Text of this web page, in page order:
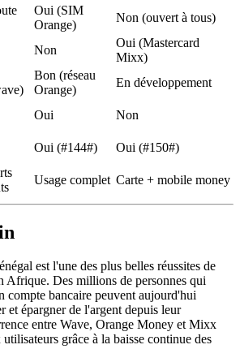
Oui (SIM
Orange)
Non (ouvert à tous)
Non
Oui (Mastercard
Mixx)
Bon (réseau
Orange)
En développement
Oui
Non
Oui (#144#) Oui (#150#)
Usage complet Carte + mobile money
est l'une des plus belles réussites de
Afrique. Des millions de personnes qui
compte bancaire peuvent aujourd'hui
et épargner de l'argent depuis leur
entre Wave, Orange Money et Mixx
grâce à la baisse continue des